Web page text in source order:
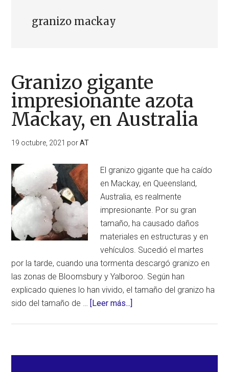
granizo mackay
Granizo gigante
impresionante azota
Mackay, en Australia
19 octubre, 2021 porAT
El granizo gigante que ha caído
en Mackay, en Queensland,
Australia, es realmente
impresionante. Por su gran
tamaño, ha causado daños
materiales en estructuras y en
vehículos. Sucedió el martes
por la tarde, cuando una tormenta descargó granizo en
las zonas de Bloomsbury y Yalboroo. Según han
explicado quienes lo han vivido, el tamaño del granizo ha
sido del tamaño de … [Leer más...]
impresionante